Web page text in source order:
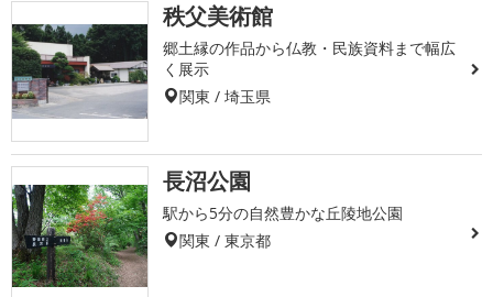
秩父美術館
郷土縁の作品から仏教・民族資料まで幅広
く展示
関東 / 埼玉県
長沼公園
駅から5分の自然豊かな丘陵地公園
関東 / 東京都